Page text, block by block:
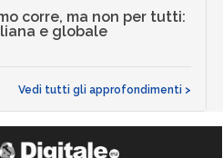
corre, ma non per tutti:
e globale
Vedi tutti gli approfondimenti >